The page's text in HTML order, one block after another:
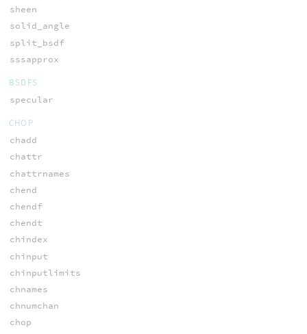
sheen
solid_angle
split_bsdf
sssapprox
BSDFS
specular
CHOP
chadd
chattr
chattrnames
chend
chendf
chendt
chindex
chinput
chinputlimits
chnames
chnumchan
chop